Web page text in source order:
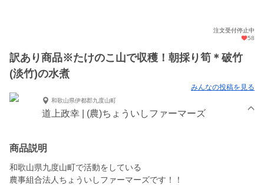
注文受付停止中
58
訳あり商品※たけのこ山で収穫！朝採り筍＊破竹
(淡竹)の水煮
みんなの投稿を見る
和歌山県伊都郡九度山町
道上政幸 | (農)ちょういしファーマーズ
商品説明
和歌山県九度山町で活動をしている
農事組合法人ちょういしファーマーズです！！